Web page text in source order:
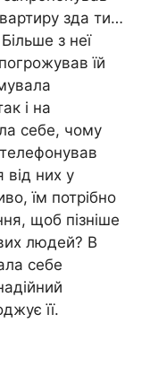
зда ти…
з неї
їй
і на
себе, чому
від них у
їм потрібно
щоб пізніше
людей? В
себе
її.